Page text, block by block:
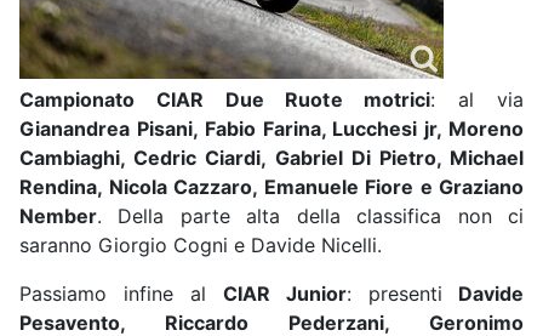
Campionato CIAR Due Ruote motrici: al via
Gianandrea Pisani, Fabio Farina, Lucchesi jr, Moreno
Cambiaghi, Cedric Ciardi, Gabriel Di Pietro, Michael
Rendina, Nicola Cazzaro, Emanuele Fiore e Graziano
Nember. Della parte alta della classifica non ci
saranno Giorgio Cogni e Davide Nicelli.
Passiamo infine al CIAR Junior: presenti Davide
Pesavento, Riccardo Pederzani, Geronimo